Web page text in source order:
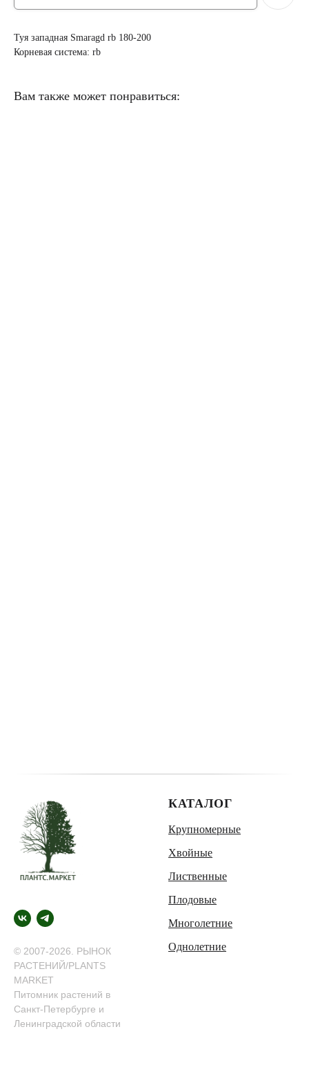
Туя западная Smaragd rb 180-200
Корневая система: rb
Вам также может понравиться:
© 2007-2026. РЫНОК
РАСТЕНИЙ/PLANTS
MARKET
Питомник растений в
Санкт-Петербурге и
Ленинградской области
КАТАЛОГ
Крупномерные
Хвойные
Лиственные
Плодовые
Многолетние
Однолетние